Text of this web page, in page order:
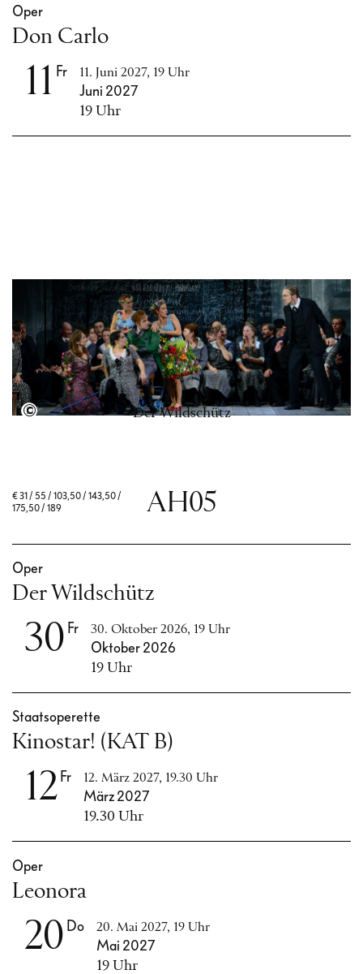
11 Fr 11. Juni 2027, 19 Uhr
Juni 2027
19 Uhr
Don Carlo
Oper
Semperoper Dresden, Foto: Matthias Creutziger
Der Wildschütz
€31 / 55 / 103,50 / 143,50 /
175,50 / 189
AH05
30 Fr 30. Oktober 2026, 19 Uhr
Oktober 2026
19 Uhr
Der Wildschütz
Oper
12 Fr 12. März 2027, 19.30 Uhr
März 2027
19.30 Uhr
Kinostar! (KAT B)
Staatsoperette
20 Do 20. Mai 2027, 19 Uhr
Mai 2027
19 Uhr
Leonora
Oper